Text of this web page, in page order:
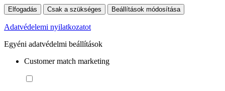
Elfogadás Csak a szükséges Beállítások módosítása
Adatvédelemi nyilatkozatot
Egyéni adatvédelmi beállítások
Customer match marketing